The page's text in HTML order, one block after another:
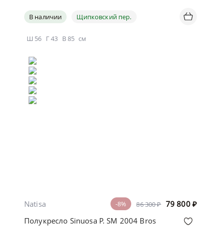
В наличии Щипковский пер.
Ш 56 Г43 В85 см
86 300 ₽ 79 800 ₽
-8%
Natisa
Полукресло Sinuosa P. SM 2004 Bros